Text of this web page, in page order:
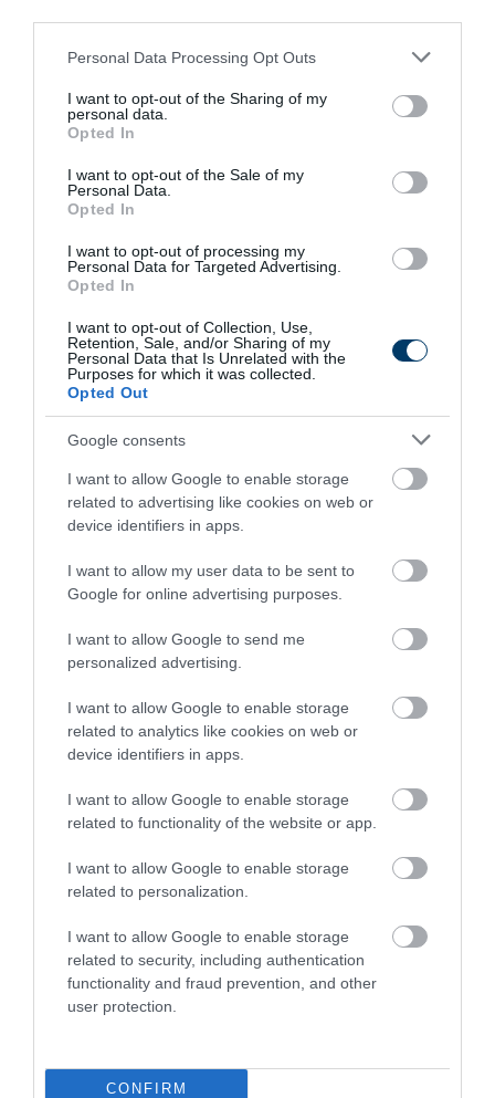
Please note that this website/app uses one or more Google
not limited to your visit or usage behaviour. You may click to
grant or deny consent to Google and its third-party tags to
use your data for below specified purposes in below Google
consent section.
Personal Data Processing Opt Outs
I want to opt-out of the Sharing of my
personal data.
Opted In
I want to opt-out of the Sale of my
Personal Data.
Opted In
I want to opt-out of processing my
Personal Data for Targeted Advertising.
Opted In
I want to opt-out of Collection, Use,
Retention, Sale, and/or Sharing of my
Personal Data that Is Unrelated with the
Purposes for which it was collected.
Opted Out
Google consents
I want to allow Google to enable storage
related to advertising like cookies on web or
device identifiers in apps.
I want to allow my user data to be sent to
Google for online advertising purposes.
I want to allow Google to send me
personalized advertising.
I want to allow Google to enable storage
related to analytics like cookies on web or
device identifiers in apps.
I want to allow Google to enable storage
related to functionality of the website or app.
I want to allow Google to enable storage
related to personalization.
I want to allow Google to enable storage
related to security, including authentication
functionality and fraud prevention, and other
user protection.
CONFIRM
Body
384 79
7 h 24 min
This Simple Trick Removes All Parasites From
404 200 313
4 h 41 min
Fungus Dries Up And Falls Off After The First
45